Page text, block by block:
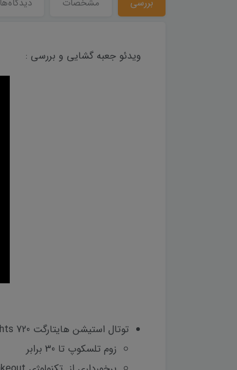
بررسی مشخصات دیدگاه‌ها
ویدئو جعبه گشایی و بررسی :
توتال استیشن هایتارگت hts 720
زوم تلسکوپ تا 30 برابر